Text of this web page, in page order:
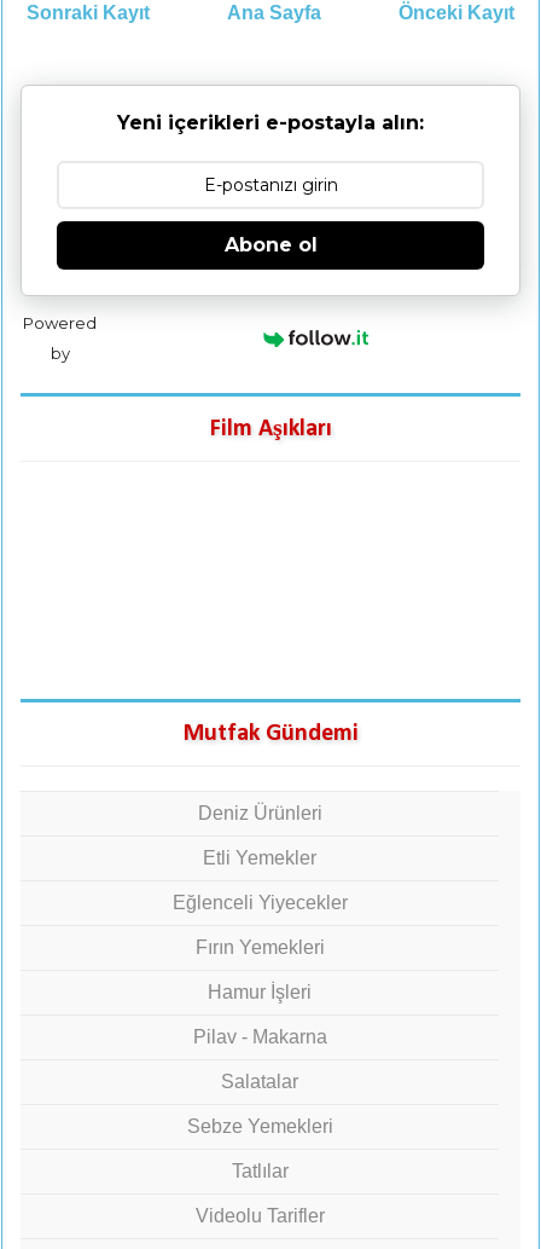
Sonraki Kayıt Önceki Kayıt
Ana Sayfa
Yeni içerikleri e-postayla alın:
Abone ol
Powered
by
Film Aşıkları
Mutfak Gündemi
Deniz Ürünleri
Etli Yemekler
Eğlenceli Yiyecekler
Fırın Yemekleri
Hamur İşleri
Pilav - Makarna
Salatalar
Sebze Yemekleri
Tatlılar
Videolu Tarifler